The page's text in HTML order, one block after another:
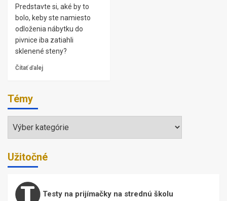
Predstavte si, aké by to
bolo, keby ste namiesto
odloženia nábytku do
pivnice iba zatiahli
sklenené steny?
Čítať ďalej
Témy
Témy
Užitočné
Testy na prijímačky na strednú školu